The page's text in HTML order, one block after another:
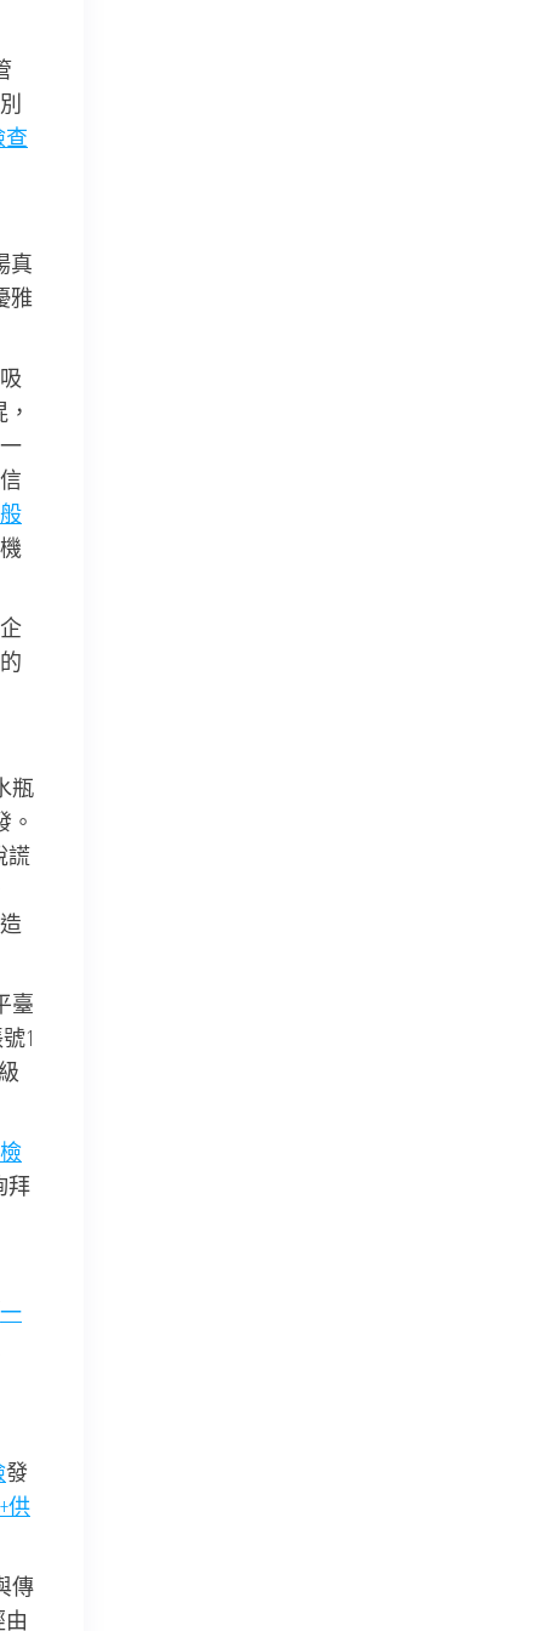
查
真
雅
瓶
。
謊
臺
1
拜
一
發
供
傳